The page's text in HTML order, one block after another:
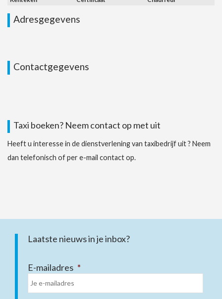
Adresgegevens
Contactgegevens
Taxi boeken? Neem contact op met uit
Heeft u interesse in de dienstverlening van taxibedrijf uit ? Neem
dan telefonisch of per e-mail contact op.
Laatste nieuws in je inbox?
E-mailadres *